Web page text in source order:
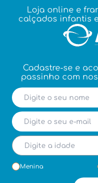
Loja online e
calçados infantis
Cadastre-se e
passinho com
Menina